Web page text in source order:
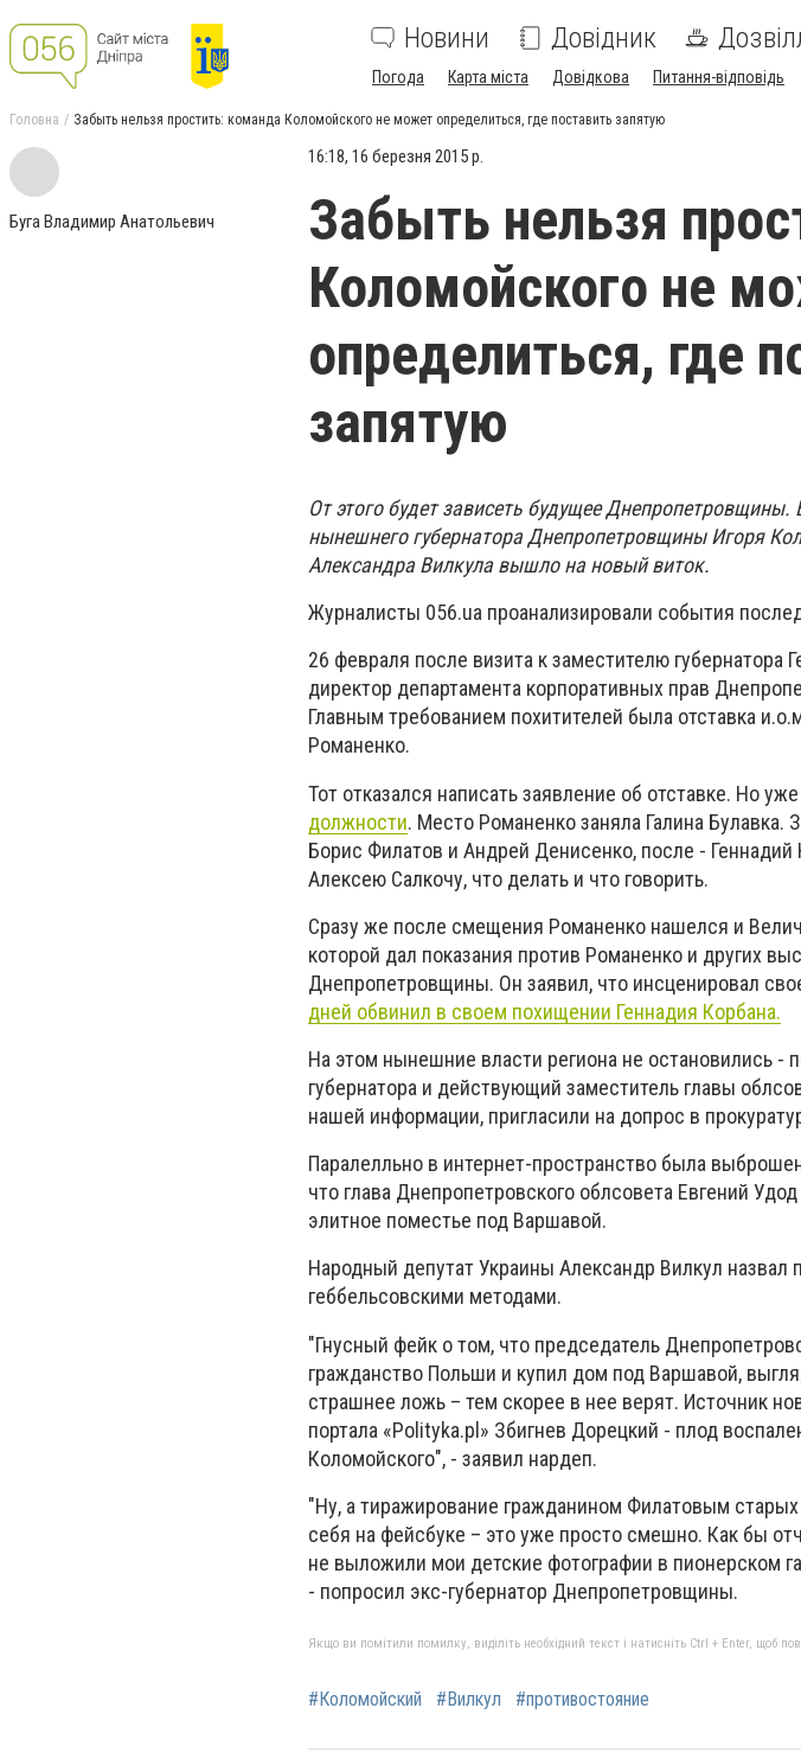
Новини Довідник
Погода Карта міста Довідкова Питання-відповідь
Головна Забыть нельзя простить: команда Коломойского не может определиться, где поставить запятую
Буга Владимир Анатольевич
16:18, 16 березня 2015 р.
Забыть нельзя
Коломойского не
определиться, где
запятую
От этого будет зависеть будущее
нынешнего губернатора Днепропетровщины Игоря
Александра Вилкула вышло на новый виток.
Журналисты 056.ua проанализировали события
26 февраля после визита к заместителю
директор департамента корпоративных прав
Главным требованием похитителей была отставка
Романенко.
Тот отказался написать заявление об отставке. Но
должности. Место Романенко заняла Галина
Борис Филатов и Андрей Денисенко, после -
Алексею Салкочу, что делать и что говорить.
Сразу же после смещения Романенко нашелся и
которой дал показания против Романенко и других
Днепропетровщины. Он заявил, что инсценировал
дней обвинил в своем похищении Геннадия Корбана.
На этом нынешние власти региона не остановились -
губернатора и действующий заместитель главы
нашей информации, пригласили на допрос в
Паралелльно в интернет-пространство была
что глава Днепропетровского облсовета Евгений
элитное поместье под Варшавой.
Народный депутат Украины Александр Вилкул
геббельсовскими методами.
"Гнусный фейк о том, что председатель
гражданство Польши и купил дом под Варшавой,
страшнее ложь – тем скорее в нее верят. Источник
портала «Polityka.pl» Збигнев Дорецкий - плод
Коломойского", - заявил нардеп.
"Ну, а тиражирование гражданином Филатовым
себя на фейсбуке – это уже просто смешно. Как бы
не выложили мои детские фотографии в пионерском
- попросил экс-губернатор Днепропетровщины.
Якщо ви помітили помилку, виділіть необхідний текст і натисніть Ctrl + Enter, щоб
#Коломойский #Вилкул #противостояние